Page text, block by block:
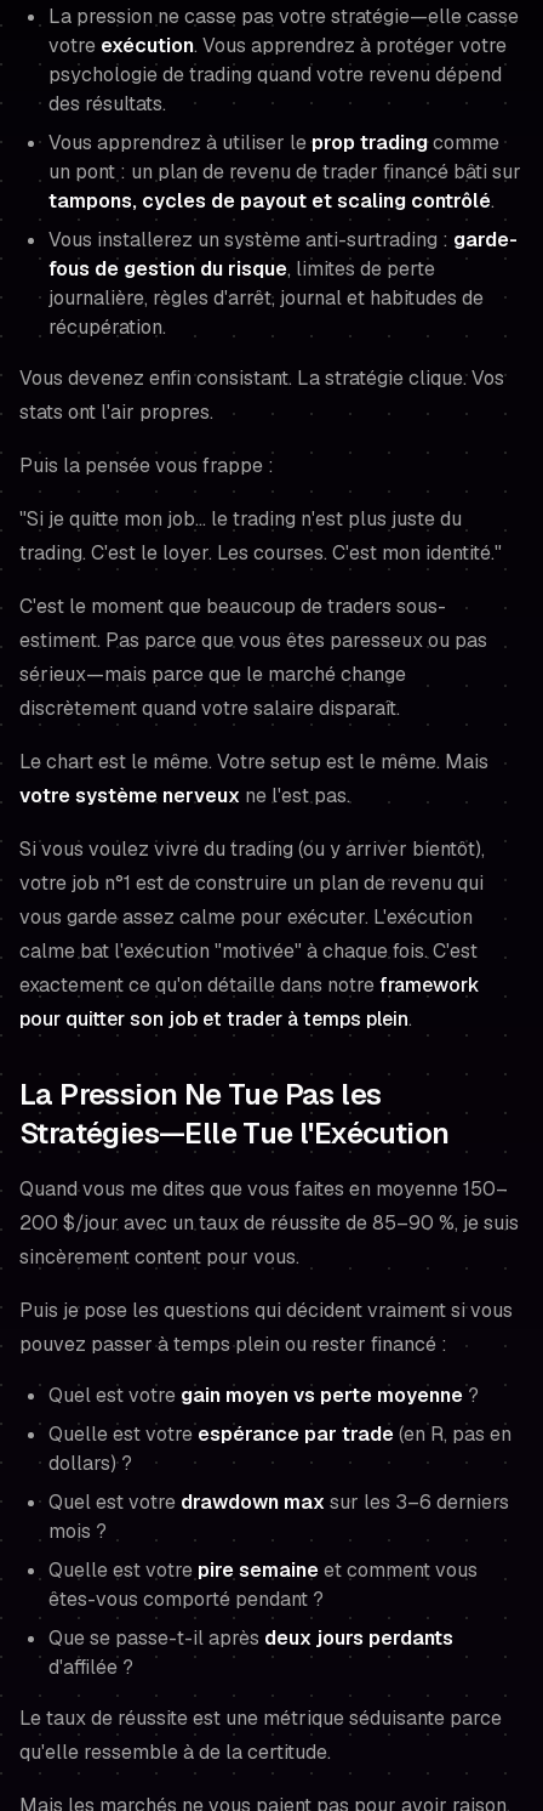
La pression ne casse pas votre stratégie—elle casse
votre exécution. Vous apprendrez à protéger votre
psychologie de trading quand votre revenu dépend
des résultats.
Vous apprendrez à utiliser leprop tradingcomme
un pont : un plan de revenu de trader financé bâti sur
tampons, cycles de payout et scaling contrôlé.
Vous installerez un système anti-surtrading : garde-
fous de gestion du risque, limites de perte
journalière, règles d'arrêt, journal et habitudes de
récupération.
Vous devenez enfin consistant. La stratégie clique. Vos
stats ont l'air propres.
Puis la pensée vous frappe :
"Si je quitte mon job… le trading n'est plus juste du
trading. C'est le loyer. Les courses. C'est mon identité."
C'est le moment que beaucoup de traders sous-
estiment. Pas parce que vous êtes paresseux ou pas
sérieux—mais parce que le marché change
discrètement quand votre salaire disparaît.
Le chart est le même. Votre setup est le même. Mais
votre système nerveux ne l'est pas.
Si vous voulez vivre du trading (ou y arriver bientôt),
votre job n°1 est de construire un plan de revenu qui
vous garde assez calme pour exécuter. L'exécution
calme bat l'exécution "motivée" à chaque fois. C'est
exactement ce qu'on détaille dans notreframework
pour quitter son job et trader à temps plein.
La Pression Ne Tue Pas les
Stratégies—Elle Tue l'Exécution
Quand vous me dites que vous faites en moyenne 150–
200 $/jour avec un taux de réussite de 85–90 %, je suis
sincèrement content pour vous.
Puis je pose les questions qui décident vraiment si vous
pouvez passer à temps plein ou rester financé :
Quel est votre gain moyen vs perte moyenne ?
Quelle est votre espérance par trade(en R, pas en
dollars) ?
Quel est votre drawdown max sur les 3–6 derniers
mois ?
Quelle est votre pire semaineet comment vous
êtes-vous comporté pendant ?
Que se passe-t-il après deux jours perdants
d'affilée ?
Le taux de réussite est une métrique séduisante parce
qu'elle ressemble à de la certitude.
Mais les marchés ne vous paient pas pour avoir raison.